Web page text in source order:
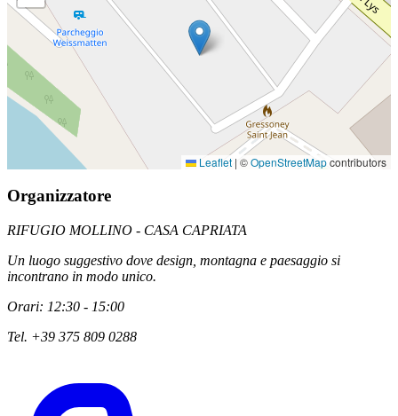
Leaflet | ©OpenStreetMapcontributors
Organizzatore
RIFUGIO MOLLINO - CASA CAPRIATA
Un luogo suggestivo dove design, montagna e paesaggio si
incontrano in modo unico.
Orari: 12:30 - 15:00
Tel. +39 375 809 0288